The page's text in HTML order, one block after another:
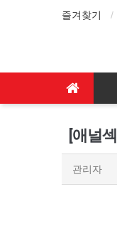
즐겨찾기
[애널
관리자